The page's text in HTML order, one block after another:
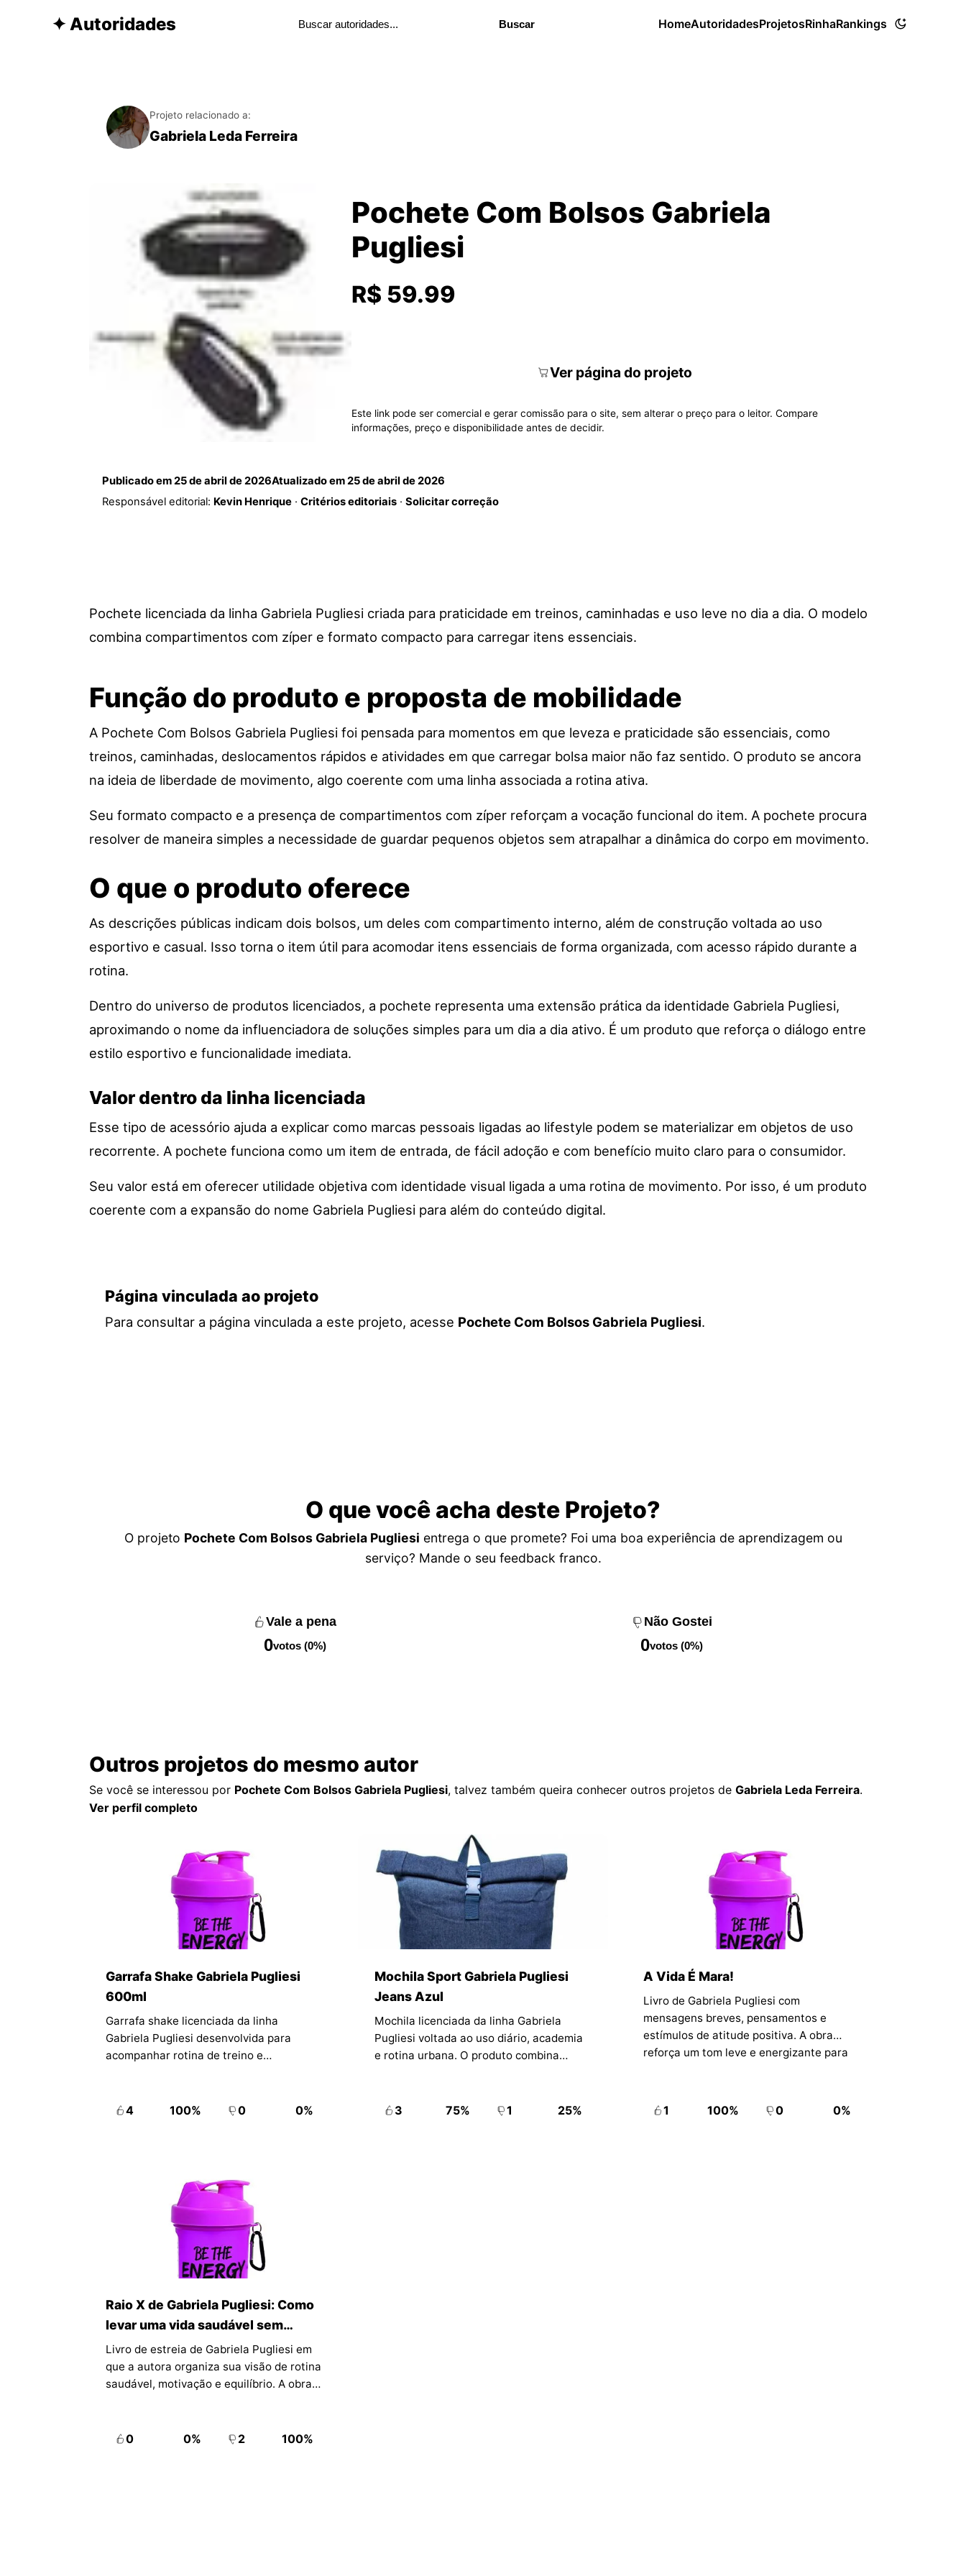
✦ Autoridades Buscar HomeAutoridadesProjetosRinhaRankings
Projeto relacionado a:
Gabriela Leda Ferreira
Pochete Com Bolsos Gabriela
Pugliesi
R$ 59.99
Ver página do projeto
Este link pode ser comercial e gerar comissão para o site, sem alterar o preço para o leitor. Compare
informações, preço e disponibilidade antes de decidir.
Publicado em25 de abril de 2026Atualizado em25 de abril de 2026
Responsável editorial: Kevin Henrique· Critérios editoriais· Solicitar correção
Pochete licenciada da linha Gabriela Pugliesi criada para praticidade em treinos, caminhadas e uso leve no dia a dia. O modelo
combina compartimentos com zíper e formato compacto para carregar itens essenciais.
Função do produto e proposta de mobilidade
A Pochete Com Bolsos Gabriela Pugliesi foi pensada para momentos em que leveza e praticidade são essenciais, como
treinos, caminhadas, deslocamentos rápidos e atividades em que carregar bolsa maior não faz sentido. O produto se ancora
na ideia de liberdade de movimento, algo coerente com uma linha associada a rotina ativa.
Seu formato compacto e a presença de compartimentos com zíper reforçam a vocação funcional do item. A pochete procura
resolver de maneira simples a necessidade de guardar pequenos objetos sem atrapalhar a dinâmica do corpo em movimento.
O que o produto oferece
As descrições públicas indicam dois bolsos, um deles com compartimento interno, além de construção voltada ao uso
esportivo e casual. Isso torna o item útil para acomodar itens essenciais de forma organizada, com acesso rápido durante a
rotina.
Dentro do universo de produtos licenciados, a pochete representa uma extensão prática da identidade Gabriela Pugliesi,
aproximando o nome da influenciadora de soluções simples para um dia a dia ativo. É um produto que reforça o diálogo entre
estilo esportivo e funcionalidade imediata.
Valor dentro da linha licenciada
Esse tipo de acessório ajuda a explicar como marcas pessoais ligadas ao lifestyle podem se materializar em objetos de uso
recorrente. A pochete funciona como um item de entrada, de fácil adoção e com benefício muito claro para o consumidor.
Seu valor está em oferecer utilidade objetiva com identidade visual ligada a uma rotina de movimento. Por isso, é um produto
coerente com a expansão do nome Gabriela Pugliesi para além do conteúdo digital.
Página vinculada ao projeto
Para consultar a página vinculada a este projeto, acesse Pochete Com Bolsos Gabriela Pugliesi.
O que você acha deste Projeto?
O projeto Pochete Com Bolsos Gabriela Pugliesi entrega o que promete? Foi uma boa experiência de aprendizagem ou
serviço? Mande o seu feedback franco.
Vale a pena
0votos (0%)
Não Gostei
0votos (0%)
Outros projetos do mesmo autor
Se você se interessou por Pochete Com Bolsos Gabriela Pugliesi, talvez também queira conhecer outros projetos de Gabriela Leda Ferreira.
Ver perfil completo
Garrafa Shake Gabriela Pugliesi
600ml
Garrafa shake licenciada da linha
Gabriela Pugliesi desenvolvida para
acompanhar rotina de treino e
em um formato pensado para mobilidade.
4 100% 0 0%
Mochila Sport Gabriela Pugliesi
Jeans Azul
Mochila licenciada da linha Gabriela
Pugliesi voltada ao uso diário, academia
e rotina urbana. O produto combina
organização com identidade esportiva.
3 75% 1 25%
A Vida É Mara!
Livro de Gabriela Pugliesi com
mensagens breves, pensamentos e
estímulos de atitude positiva. A obra
reforça um tom leve e energizante para
1 100% 0 0%
Raio X de Gabriela Pugliesi: Como
levar uma vida saudável sem
perder a graça da vida
Livro de estreia de Gabriela Pugliesi em
que a autora organiza sua visão de rotina
saudável, motivação e equilíbrio. A obra
do público que a acompanha.
0 0% 2 100%